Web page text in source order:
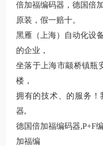
倍加福编码器，德国倍
原装，假一赔十。
黑雁（上海）自动化设
的企业，
坐落于上海市颛桥镇瓶
楼，
拥有的技术、的服务
器,
德国倍加福编码器,P+F
加福编